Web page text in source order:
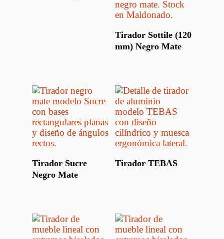
Leer Más
Tirador Sottile (120
mm) Negro Mate
Leer Más
Tirador Sucre
Negro Mate
Leer Más
Tirador TEBAS